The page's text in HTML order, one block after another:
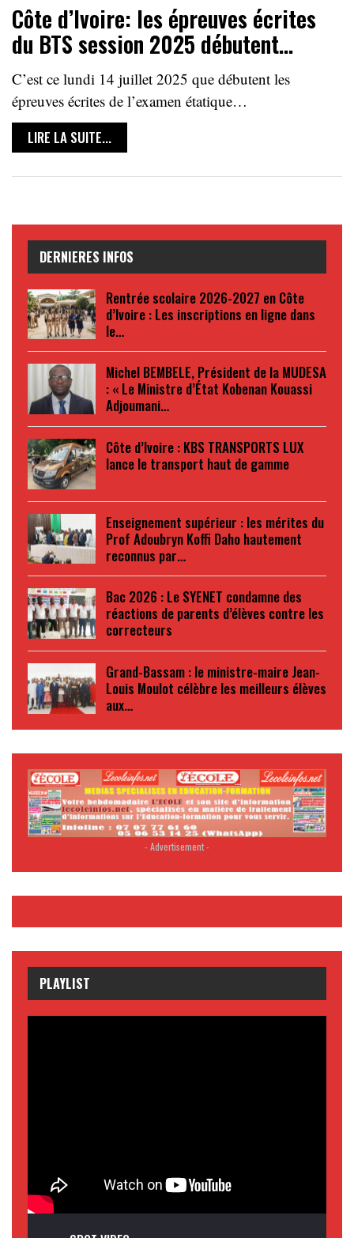
Côte d’Ivoire: les épreuves écrites
du BTS session 2025 débutent…
C’est ce lundi 14 juillet 2025 que débutent les
épreuves écrites de l’examen étatique…
LIRE LA SUITE...
DERNIERES INFOS
Rentrée scolaire 2026-2027 en Côte
d’Ivoire : Les inscriptions en ligne dans
le…
Michel BEMBELE, Président de la MUDESA
: « Le Ministre d’État Kobenan Kouassi
Adjoumani…
Côte d’Ivoire : KBS TRANSPORTS LUX
lance le transport haut de gamme
Enseignement supérieur : les mérites du
Prof Adoubryn Koffi Daho hautement
reconnus par…
Bac 2026 : Le SYENET condamne des
réactions de parents d’élèves contre les
correcteurs
Grand-Bassam : le ministre-maire Jean-
Louis Moulot célèbre les meilleurs élèves
aux…
- Advertisement -
PLAYLIST